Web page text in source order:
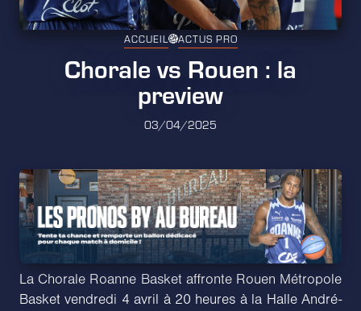
ACCUEIL ACTUS PRO
Chorale vs Rouen : la
preview
03/04/2025
La Chorale Roanne Basket affronte Rouen Métropole
Basket vendredi 4 avril à 20 heures à la Halle André-